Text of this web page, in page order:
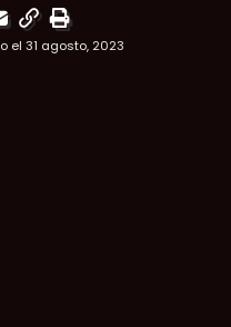
el 31 agosto, 2023